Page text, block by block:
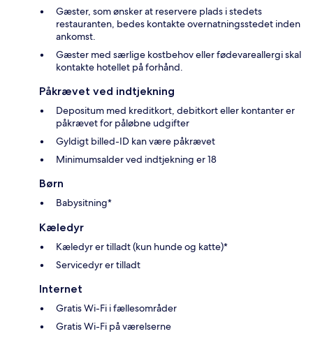
Gæster, som ønsker at reservere plads i stedets
restauranten, bedes kontakte overnatningsstedet inden
ankomst.
Gæster med særlige kostbehov eller fødevareallergi skal
kontakte hotellet på forhånd.
Påkrævet ved indtjekning
Depositum med kreditkort, debitkort eller kontanter er
påkrævet for påløbne udgifter
Gyldigt billed-ID kan være påkrævet
Minimumsalder ved indtjekning er 18
Børn
Babysitning*
Kæledyr
Kæledyr er tilladt (kun hunde og katte)*
Servicedyr er tilladt
Internet
Gratis Wi-Fi i fællesområder
Gratis Wi-Fi på værelserne